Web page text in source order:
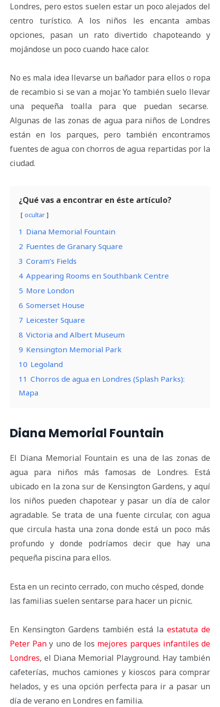
Londres, pero estos suelen estar un poco alejados del
centro turístico. A los niños les encanta ambas
opciones, pasan un rato divertido chapoteando y
mojándose un poco cuando hace calor.
No es mala idea llevarse un bañador para ellos o ropa
de recambio si se van a mojar. Yo también suelo llevar
una pequeña toalla para que puedan secarse.
Algunas de las zonas de agua para niños de Londres
están en los parques, pero también encontramos
fuentes de agua con chorros de agua repartidas por la
ciudad.
¿Qué vas a encontrar en éste artículo?
ocultar
1 Diana Memorial Fountain
2 Fuentes de Granary Square
3 Coram’s Fields
4 Appearing Rooms en Southbank Centre
5 More London
6 Somerset House
7 Leicester Square
8 Victoria and Albert Museum
9 Kensington Memorial Park
10 Legoland
11 Chorros de agua en Londres (Splash Parks):
Mapa
Diana Memorial Fountain
El Diana Memorial Fountain es una de las zonas de
agua para niños más famosas de Londres. Está
ubicado en la zona sur de Kensington Gardens, y aquí
los niños pueden chapotear y pasar un día de calor
agradable. Se trata de una fuente circular, con agua
que circula hasta una zona donde está un poco más
profundo y donde podríamos decir que hay una
pequeña piscina para ellos.
Esta en un recinto cerrado, con mucho césped, donde
las familias suelen sentarse para hacer un picnic.
En Kensington Gardens también está la estatuta de
Peter Pan y uno de los mejores parques infantiles de
Londres, el Diana Memorial Playground. Hay también
cafeterías, muchos camiones y kioscos para comprar
helados, y es una opción perfecta para ir a pasar un
día de verano en Londres en familia.